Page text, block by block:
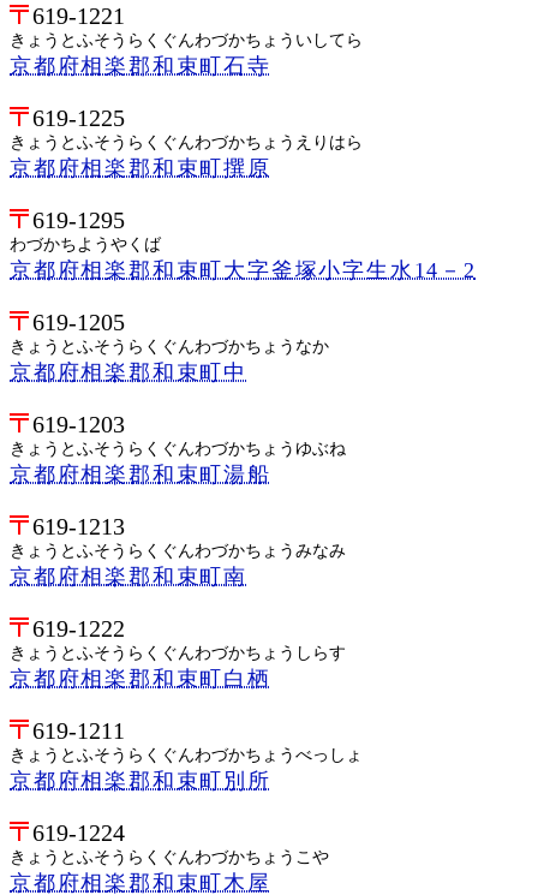
619-1221
きょうとふそうらくぐんわづかちょういしてら
京都府相楽郡和束町石寺
619-1225
きょうとふそうらくぐんわづかちょうえりはら
京都府相楽郡和束町撰原
619-1295
わづかちようやくば
京都府相楽郡和束町大字釜塚小字生水14－2
619-1205
きょうとふそうらくぐんわづかちょうなか
京都府相楽郡和束町中
619-1203
きょうとふそうらくぐんわづかちょうゆぶね
京都府相楽郡和束町湯船
619-1213
きょうとふそうらくぐんわづかちょうみなみ
京都府相楽郡和束町南
619-1222
きょうとふそうらくぐんわづかちょうしらす
京都府相楽郡和束町白栖
619-1211
きょうとふそうらくぐんわづかちょうべっしょ
京都府相楽郡和束町別所
619-1224
きょうとふそうらくぐんわづかちょうこや
京都府相楽郡和束町木屋